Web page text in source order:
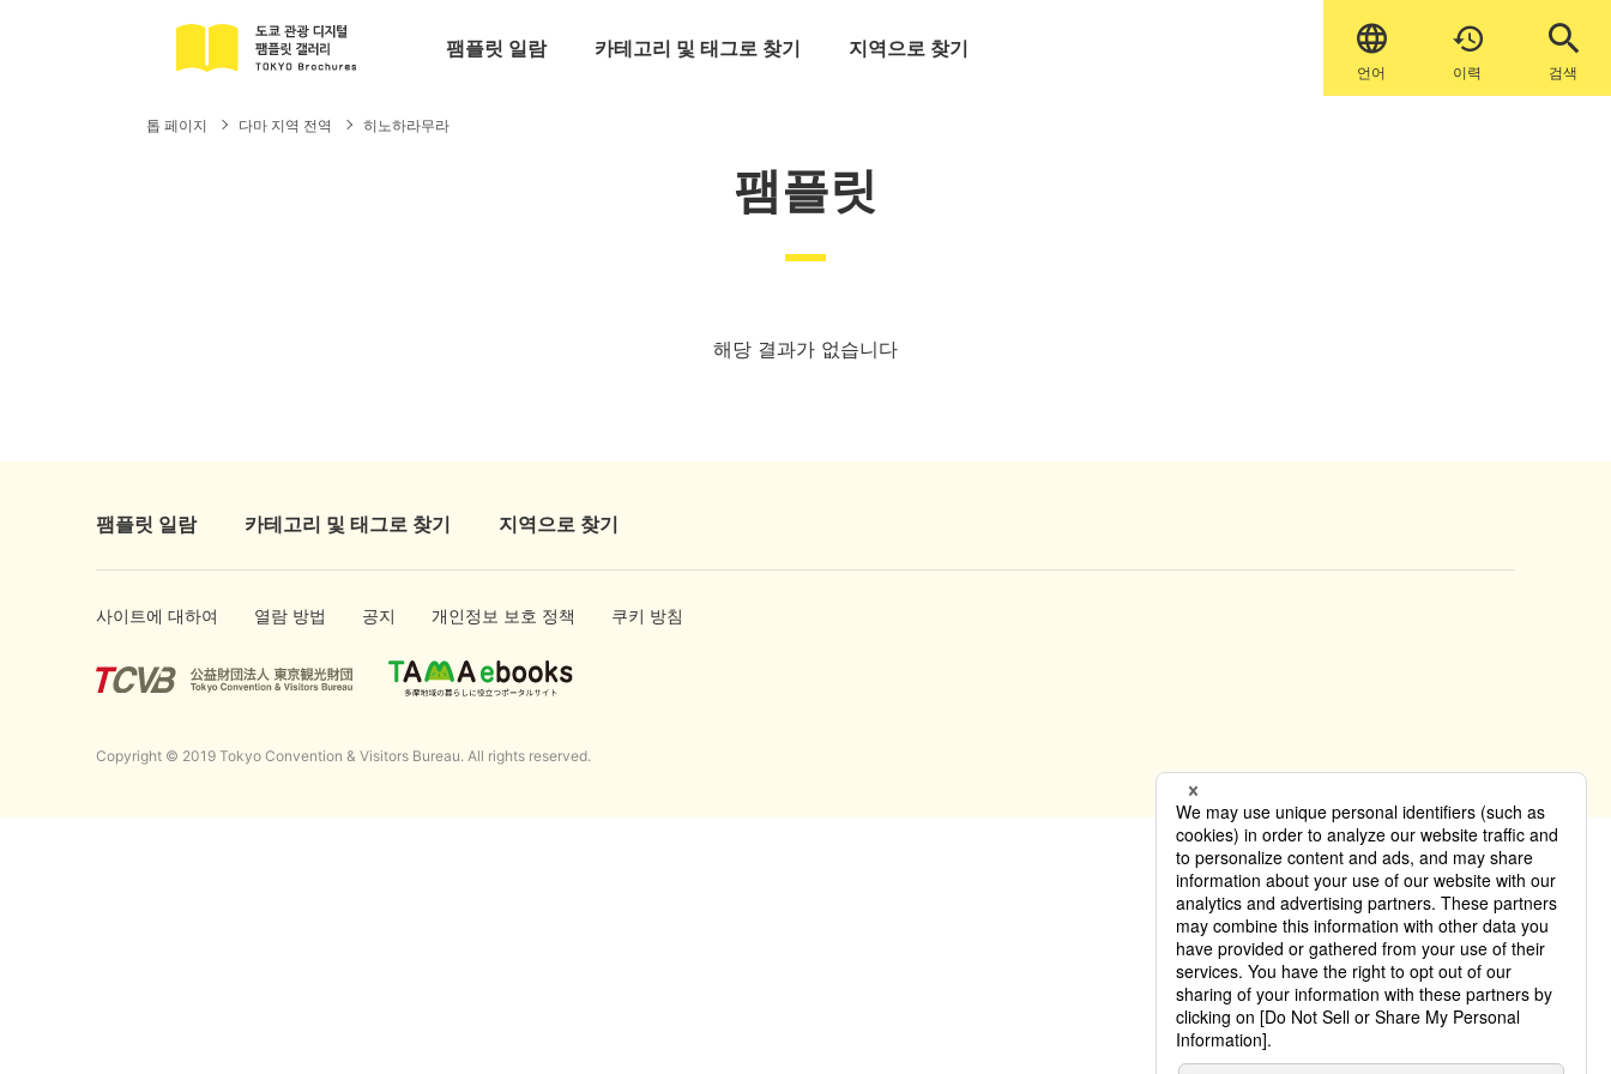

언어

이력 검색
팸플릿 일람 카테고리 및 태그로 찾기 지역으로 찾기
톱 페이지 다마 지역 전역 히노하라무라
팸플릿
해당 결과가 없습니다
팸플릿 일람 카테고리 및 태그로 찾기 지역으로 찾기
사이트에 대하여 열람 방법 공지 개인정보 보호 정책 쿠키 방침
Copyright © 2019 Tokyo Convention & Visitors Bureau. All rights reserved.